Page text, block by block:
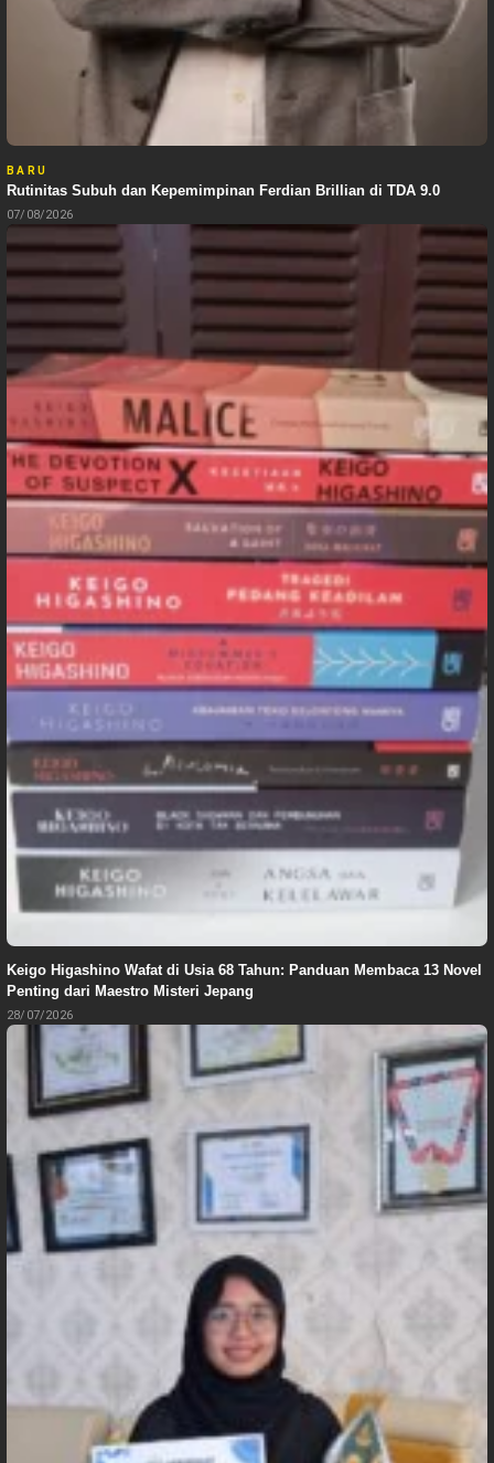
BARU
Rutinitas Subuh dan Kepemimpinan Ferdian Brillian di TDA 9.0
07/08/2026
Keigo Higashino Wafat di Usia 68 Tahun: Panduan Membaca 13 Novel
Penting dari Maestro Misteri Jepang
28/07/2026